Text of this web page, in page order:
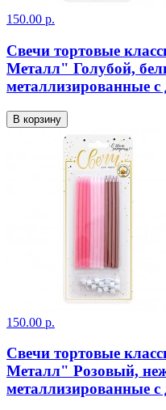
150.00 р.
Свечи тортовые
Металл" Голубой,
металлизированные с
В корзину
150.00 р.
Свечи тортовые
Металл" Розовый,
металлизированные с